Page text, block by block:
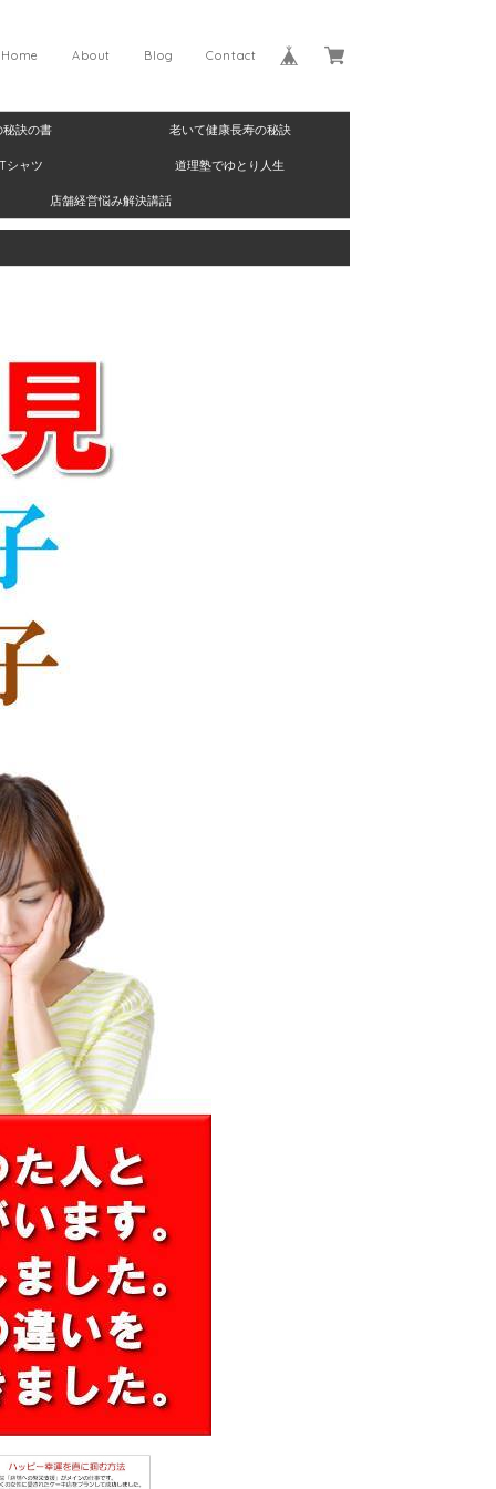
Contact
Blog
About
Home
訣の書 老いて健康長寿の秘訣
ャツ 道理塾でゆとり人生
店舗経営悩み解決講話